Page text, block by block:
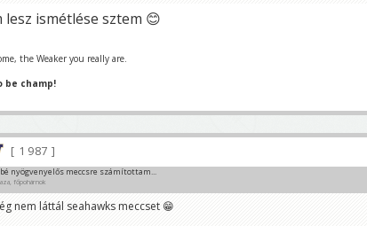
lesz ismétlése sztem 😊
the Weaker you really are.
be champ!
1 987
nyögvenyelős meccsre számítottam...
főpohárnok
nem láttál seahawks meccset 😁